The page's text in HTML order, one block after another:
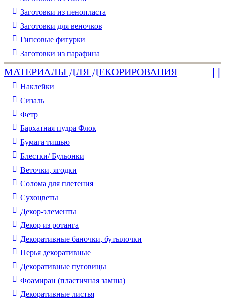
Заготовки из пенопласта
Заготовки для веночков
Гипсовые фигурки
Заготовки из парафина
МАТЕРИАЛЫ ДЛЯ ДЕКОРИРОВАНИЯ
Наклейки
Сизаль
Фетр
Бархатная пудра Флок
Бумага тишью
Блестки/ Бульонки
Веточки, ягодки
Солома для плетения
Cухоцветы
Декор-элементы
Декор из ротанга
Декоративные баночки, бутылочки
Перья декоративные
Декоративные пуговицы
Фоамиран (пластичная замша)
Декоративные листья